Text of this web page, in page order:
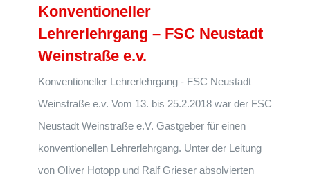
Konventioneller
Lehrerlehrgang – FSC Neustadt
Weinstraße e.v.
Konventioneller Lehrerlehrgang - FSC Neustadt
Weinstraße e.v. Vom 13. bis 25.2.2018 war der FSC
Neustadt Weinstraße e.V. Gastgeber für einen
konventionellen Lehrerlehrgang. Unter der Leitung
von Oliver Hotopp und Ralf Grieser absolvierten